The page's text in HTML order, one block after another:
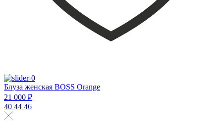
Блуза женская BOSS Orange
21 000 ₽
40 44 46